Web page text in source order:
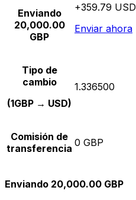
Enviando
20,000.00
GBP
+359.79 USD
Enviar ahora
Tipo de
cambio
(1GBP → USD)
1.336500
Comisión de
transferencia 0 GBP
Enviando 20,000.00 GBP